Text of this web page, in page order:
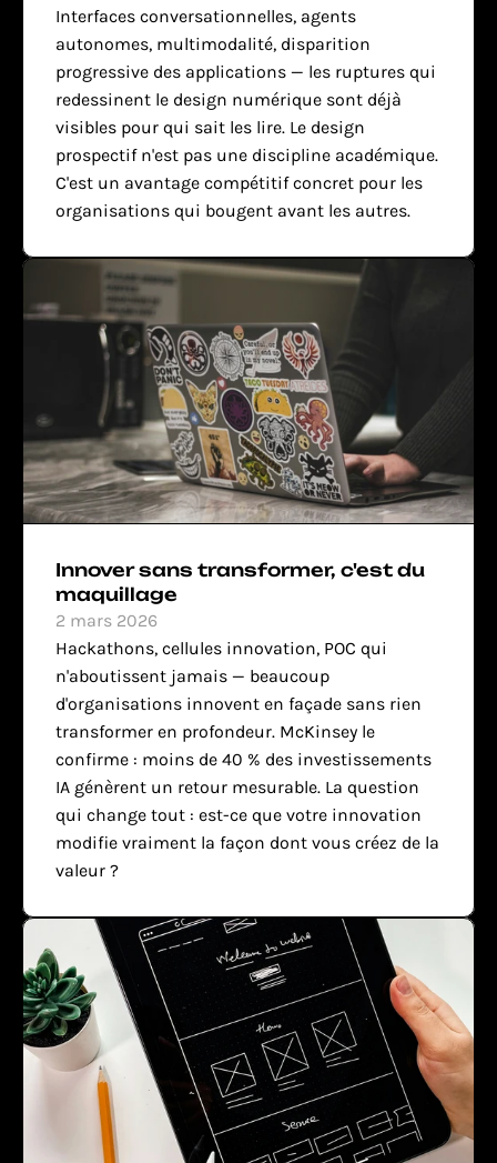
Interfaces conversationnelles, agents
autonomes, multimodalité, disparition
progressive des applications — les ruptures qui
redessinent le design numérique sont déjà
visibles pour qui sait les lire. Le design
prospectif n'est pas une discipline académique.
C'est un avantage compétitif concret pour les
organisations qui bougent avant les autres.
Innover sans transformer, c'est du
maquillage
2 mars 2026
Hackathons, cellules innovation, POC qui
n'aboutissent jamais — beaucoup
d'organisations innovent en façade sans rien
transformer en profondeur. McKinsey le
confirme : moins de 40 % des investissements
IA génèrent un retour mesurable. La question
qui change tout : est-ce que votre innovation
modifie vraiment la façon dont vous créez de la
valeur ?